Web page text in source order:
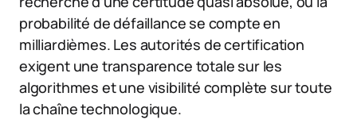
probabilité de défaillance se compte en
milliardièmes. Les autorités de certification
exigent une transparence totale sur les
algorithmes et une visibilité complète sur toute
la chaîne technologique.